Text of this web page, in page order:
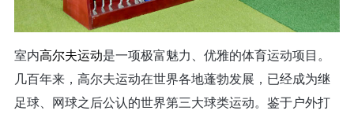
室内高尔夫运动是一项极富魅力、优雅的体育运动项目。
几百年来，高尔夫运动在世界各地蓬勃发展，已经成为继
足球、网球之后公认的世界第三大球类运动。鉴于户外打